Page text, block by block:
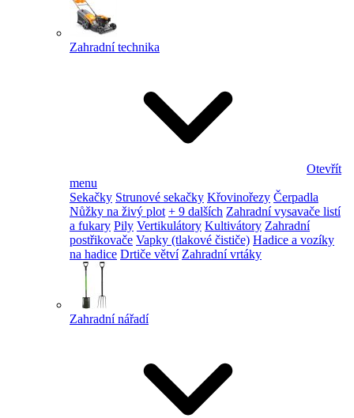
Zahradní technika
Otevřít
menu
Sekačky Strunové sekačky Křovinořezy Čerpadla
Nůžky na živý plot + 9 dalších Zahradní vysavače listí
a fukary Pily Vertikulátory Kultivátory Zahradní
postřikovače Vapky (tlakové čističe) Hadice a vozíky
na hadice Drtiče větví Zahradní vrtáky
Zahradní nářadí